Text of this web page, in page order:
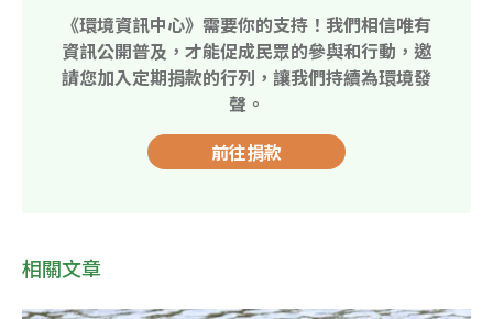
《環境資訊中心》需要你的支持！我們相信唯有
資訊公開普及，才能促成民眾的參與和行動，邀
請您加入定期捐款的行列，讓我們持續為環境發
聲。
前往捐款
相關文章